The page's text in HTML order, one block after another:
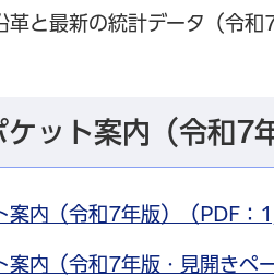
革と最新の統計データ（令和
ケット案内（令和7
案内（令和7年版）（PDF：
案内（令和7年版・見開きペ